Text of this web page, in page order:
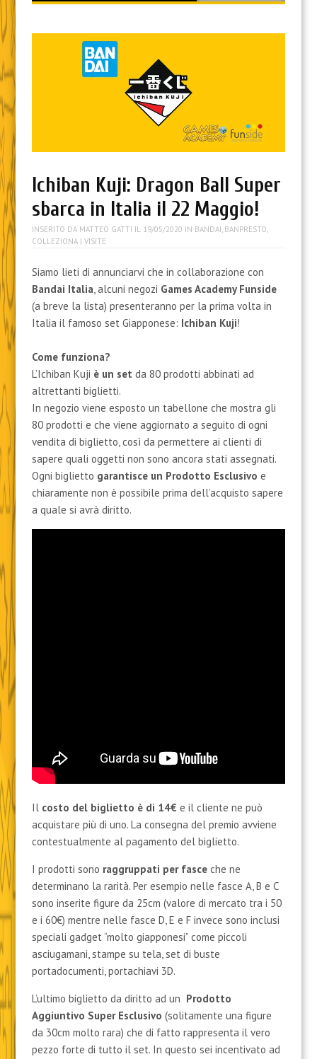
content
Ichiban Kuji: Dragon Ball Super
sbarca in Italia il 22 Maggio!
INSERITO DA MATTEO GATTI IL 19/05/2020 IN BANDAI BANPRESTO
COLLEZIONA| VISITE
Siamo lieti di annunciarvi che in collaborazione con
Bandai Italia, alcuni negozi Games Academy Funside
(a breve la lista) presenteranno per la prima volta in
Italia il famoso set Giapponese: Ichiban Kuji!
Come funziona?
L’Ichiban Kuji è un set da 80 prodotti abbinati ad
altrettanti biglietti.
In negozio viene esposto un tabellone che mostra gli
80 prodotti e che viene aggiornato a seguito di ogni
vendita di biglietto, così da permettere ai clienti di
sapere quali oggetti non sono ancora stati assegnati.
Ogni biglietto garantisce un Prodotto Esclusivo e
chiaramente non è possibile prima dell’acquisto sapere
a quale si avrà diritto.
Il costo del biglietto è di 14€ e il cliente ne può
acquistare più di uno. La consegna del premio avviene
contestualmente al pagamento del biglietto.
I prodotti sono raggruppati per fasceche ne
determinano la rarità. Per esempio nelle fasce A, B e C
sono inserite figure da 25cm (valore di mercato tra i 50
e i 60€) mentre nelle fasce D, E e F invece sono inclusi
speciali gadget “molto giapponesi” come piccoli
asciugamani, stampe su tela, set di buste
portadocumenti, portachiavi 3D.
L’ultimo biglietto da diritto ad un Prodotto
Aggiuntivo Super Esclusivo (solitamente una figure
da 30cm molto rara) che di fatto rappresenta il vero
pezzo forte di tutto il set. In questo sei incentivato ad